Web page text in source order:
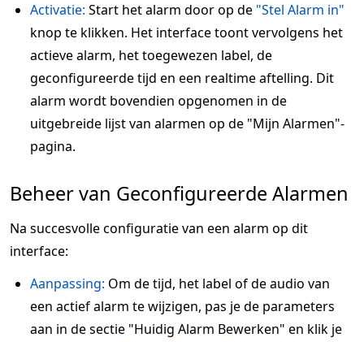
Activatie: Start het alarm door op de "Stel Alarm in"
knop te klikken. Het interface toont vervolgens het
actieve alarm, het toegewezen label, de
geconfigureerde tijd en een realtime aftelling. Dit
alarm wordt bovendien opgenomen in de
uitgebreide lijst van alarmen op de "Mijn Alarmen"-
pagina.
Beheer van Geconfigureerde Alarmen
Na succesvolle configuratie van een alarm op dit
interface:
Aanpassing: Om de tijd, het label of de audio van
een actief alarm te wijzigen, pas je de parameters
aan in de sectie "Huidig Alarm Bewerken" en klik je